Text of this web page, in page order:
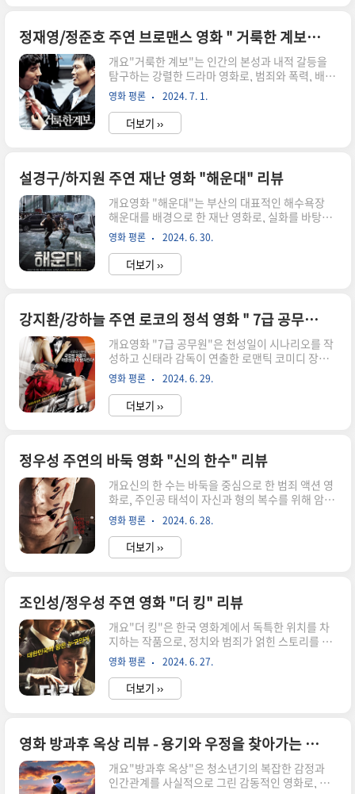
면서 이야기는 급변한다. 선우는 임무를 수행하는
과정에서 예상치 못한 사건들과 맞닥뜨리게 되며,
점차 자신의 삶과 가치관에 대해 깊이 고민하게 된
다. 영화는 세밀한 연출과 긴장감 넘치는 서사로 관
객을 사로잡으며, 복잡한 플롯과 다층적인 캐릭터
구성으로 깊이 있는 이야기를 제공한다. 줄거리임
무의 시작강사장의 오른팔인 ..
정재영/정준호 주연 브로맨스 영화 " 거룩한 계보" 리뷰
개요"거룩한 계보"는 인간의 본성과 내적 갈등을
탐구하는 강렬한 드라마 영화로, 범죄와 폭력, 배신
의 세계를 생생하게 그려냅니다. 이 영화는 주인공
동치성과 그의 주변 인물들을 중심으로 복잡한 인
간 관계와 조직 내 갈등을 다루고 있습니다. 로버트
프로스트의 시구로 시작되는 이 영화는 콘크리트
박사를 찌르며 이야기가 시작되고, 이는 그의 내적
갈등과 선택의 결과를 보여줍니다. 이후, 치성과 최
박사의 갈등은 점점 심화되고, 치성의 조직과 김영
희 조직 간의 대립이 본격화됩니다. 조직 내의 권력
다툼과 배신, 그리고 복수의 이야기가 얽히며 긴장
감 넘치는 전개를 이어갑니다. 이 영화는 치성의 내
적 갈등과 심리 변화를 ..
영화 평론 2024. 7. 1.
더보기 ››
설경구/하지원 주연 재난 영화 "해운대" 리뷰
개요영화 "해운대"는 부산의 대표적인 해수욕장
해운대를 배경으로 한 재난 영화로, 실화를 바탕으
로 한 이야기를 중심으로 펼쳐집니다. 영화는 2004
년 인도양 대지진과 그로 인해 발생한 쓰나미를 배
경으로, 이 사건이 부산 해운대에 재현될 수 있다는
가정하에 시작됩니다. 영화는 다양한 인물들의 복
사랑을 그립니다. 영화는 인도양 원양어선에서의
시작으로, 폭풍우 속에서 조난당한 선원들을 구하
려는 필사의 노력과 좌절로 시작됩니다. 이 장면은
영화의 긴장감을 한층 높이며, 이후 해운대 해변과
도시의 일상으로 전환됩니다. 주요 인물들은 해운
대의 상가번영회 회장 최만식, 무허가 횟집 주인 강
연희, 해양연구소의 지질학자 ..
영화 평론 2024. 6. 30.
더보기 ››
강지환/강하늘 주연 로코의 정석 영화 " 7급 공무원" 리뷰
개요영화 "7급 공무원"은 천성일이 시나리오를 작
성하고 신태라 감독이 연출한 로맨틱 코미디 장르
의 작품입니다. 이 영화는 두 비밀 요원이 주인공으
로 등장하며, 그들의 사랑과 갈등, 그리고 스파이
임무가 주요 플롯을 형성합니다. 수지와 재준은 국
정원 산업보안팀의 요원으로 활동하며, 서로의 정
적절히 혼합하여 관객들에게 웃음과 감동을 선사합
니다. 수지(최강희)는 밝고 사랑스러운 성격의 소
유자로, 임무 수행 중에도 유쾌한 매력을 발산하는
인물입니다. 반면 재준(주원)은 냉철하고 이성적인
성격의 요원으로, 임무에 대한 책임감이 강하지만
수지와의 관계에서 갈등을 겪습니다. 영화는 이 두
인물이 비밀 요원으로서의 임무를..
영화 평론 2024. 6. 29.
더보기 ››
정우성 주연의 바둑 영화 "신의 한수" 리뷰
개요신의 한 수는 바둑을 중심으로 한 범죄 액션 영
화로, 주인공 태석이 자신과 형의 복수를 위해 암흑
가에서 벌어지는 치열한 대국과 싸움을 그린 작품
입니다. 이 영화는 바둑이라는 특이한 소재를 통해
인간의 본성과 욕망, 그리고 복수의 심리를 심도 있
게 탐구합니다. 영화는 시종일관 긴장감 넘치는 전
경계를 그리며, 각 캐릭터들의 복잡한 내면을 드러
냅니다. 감독 조범구의 섬세한 연출과 배우들의 뛰
어난 연기가 어우러져 몰입감을 극대화합니다. 특
히 주인공 태석의 심리적 변화를 통해 관객은 복수
의 의미와 인간의 한계를 고민하게 됩니다. 이 영화
는 단순한 액션을 넘어 심리 스릴러의 요소를 가미
하여 한층 깊이 있는 이야기를..
영화 평론 2024. 6. 28.
더보기 ››
조인성/정우성 주연 영화 "더 킹" 리뷰
개요"더 킹"은 한국 영화계에서 독특한 위치를 차
지하는 작품으로, 정치와 범죄가 얽힌 스토리를 통
해 권력의 속성을 날카롭게 파헤칩니다. 주인공 박
동수는 가난한 집안에서 태어나지만, 사회의 정상
에 오르고자 하는 강렬한 욕망을 품고 살아갑니다.
영화는 그의 출세와 몰락, 그리고 권력의 부패와 야
의 힘을 깨닫고 검사가 되기로 결심합니다. 이후 그
는 사회의 부패와 타락을 직접 경험하며, 권력의 속
성을 체득하게 됩니다. 영화는 박동수가 권력의 중
심에서 겪는 갈등과 내적 변화를 통해, 권력의 이면
영화 평론 2024. 6. 27.
더보기 ››
영화 방과후 옥상 리뷰 - 용기와 우정을 찾아가는 남궁달의 모험
개요"방과후 옥상"은 청소년기의 복잡한 감정과
인간관계를 사실적으로 그린 감동적인 영화로, 왕